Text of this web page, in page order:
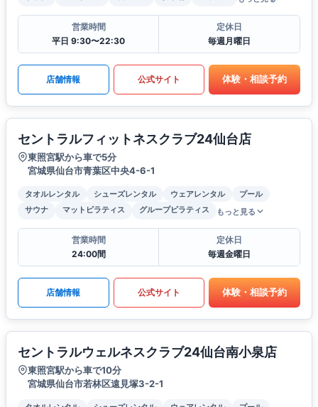
営業時間
平日 9:30〜22:30
定休日
毎週月曜日
店舗情報 公式サイト 体験・相談予約
セントラルフィットネスクラブ24仙台店
東照宮駅から車で5分
宮城県仙台市青葉区中央4-6-1
タオルレンタル シューズレンタル ウェアレンタル
プール
サウナ
マットピラティス グループピラティス もっと見る
営業時間
24:00間
定休日
毎週金曜日
店舗情報 公式サイト 体験・相談予約
セントラルウェルネスクラブ24仙台南小泉店
東照宮駅から車で10分
宮城県仙台市若林区遠見塚3-2-1